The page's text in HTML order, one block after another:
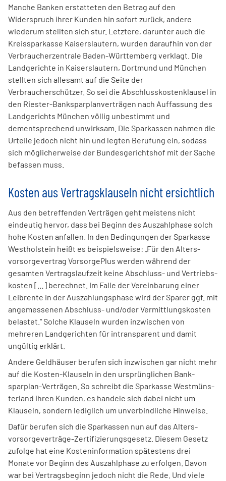
Manche Banken erstatteten den Betrag auf den
Widerspruch ihrer Kunden hin sofort zurück, andere
wiederum stellten sich stur. Letztere, darunter auch die
Kreissparkasse Kaisers­lautern, wurden daraufhin von der
Verbraucherzentrale Baden-Württemberg verklagt. Die
Land­gerichte in Kaiserslautern, Dortmund und München
stellten sich allesamt auf die Seite der
Verbraucherschützer. So sei die Abschluss­kostenklausel in
den Riester-Bank­sparplan­verträgen nach Auffassung des
Land­gerichts München völlig unbe­stimmt und
dementsprechend unwirk­sam. Die Sparkassen nahmen die
Urteile jedoch nicht hin und legten Berufung ein, sodass
sich möglicherweise der Bundes­gerichts­hof mit der Sache
befassen muss.
Kosten aus Vertragsklauseln nicht ersichtlich
Aus den betreffenden Verträgen geht meistens nicht
eindeutig hervor, dass bei Beginn des Auszahl­phase solch
hohe Kosten anfallen. In den Bedingungen der Sparkasse
West­holstein heißt es beispielsweise: „Für den Alters­
vorsorgever­trag VorsorgePlus werden während der
gesamten Vertrags­lauf­zeit keine Abschluss- und Vertriebs­
kosten […] berechnet. Im Falle der Vereinbarung einer
Leib­rente in der Auszahlungs­phase wird der Sparer ggf. mit
angemessenen Abschluss- und/oder Vermitt­lungs­kosten
belastet.“ Solche Klauseln wurden inzwischen von
mehreren Land­gerichten für intrans­parent und damit
ungültig erklärt.
Andere Geldhäuser berufen sich inzwischen gar nicht mehr
auf die Kosten-Klauseln in den ursprüng­lichen Bank­
sparplan-Verträgen. So schreibt die Sparkasse West­müns­
terland ihren Kunden, es handele sich dabei nicht um
Klauseln, sondern lediglich um unver­bindliche Hinweise.
Dafür berufen sich die Sparkassen nun auf das Alters­
vorsorgever­träge-Zertifizierungs­gesetz. Diesem Gesetz
zufolge hat eine Kosteninformation spätestens drei
Monate vor Beginn des Auszahl­phase zu erfolgen. Davon
war bei Vertrags­beginn jedoch nicht die Rede. Und viele